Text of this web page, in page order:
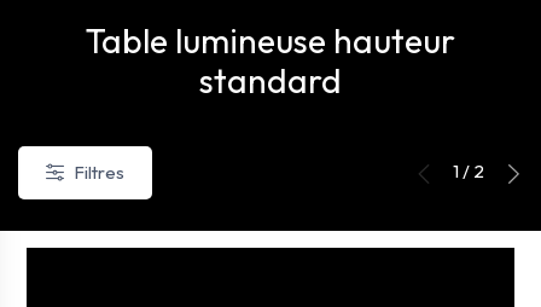
Table lumineuse hauteur
standard
Filtres 1 / 2